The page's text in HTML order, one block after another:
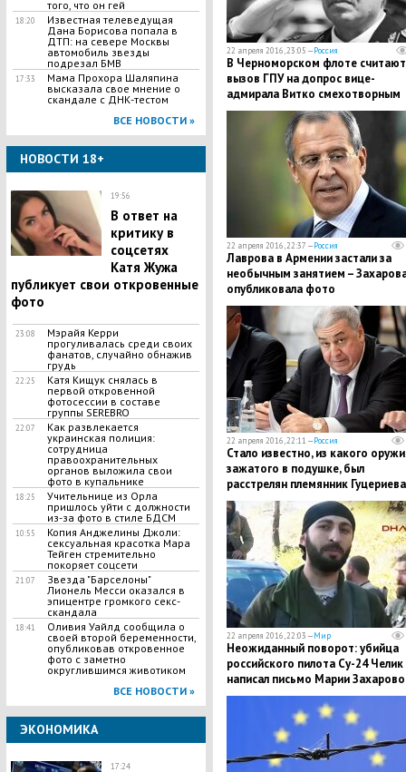
того, что он гей
18:20
Известная телеведущая
Дана Борисова попала в
ДТП: на севере Москвы
автомобиль звезды
подрезал БМВ
17:33
Мама Прохора Шаляпина
высказала свое мнение о
скандале с ДНК-тестом
ВСЕ НОВОСТИ »
НОВОСТИ 18+
19:56
В ответ на
критику в
соцсетях
Катя Жужа
публикует свои откровенные
фото
23:08
Мэрайя Керри
прогуливалась среди своих
фанатов, случайно обнажив
грудь
22:25
Катя Кищук снялась в
первой откровенной
фотосессии в составе
группы SEREBRO
22:07
Как развлекается
украинская полиция:
сотрудница
правоохранительных
органов выложила свои
фото в купальнике
18:25
Учительнице из Орла
пришлось уйти с должности
из-за фото в стиле БДСМ
10:55
Копия Анджелины Джоли:
сексуальная красотка Мара
Тейген стремительно
покоряет соцсети
21:07
Звезда "Барселоны"
Лионель Месси оказался в
эпицентре громкого секс-
скандала
18:41
Оливия Уайлд сообщила о
своей второй беременности,
опубликовав откровенное
фото с заметно
округлившимся животиком
ВСЕ НОВОСТИ »
ЭКОНОМИКА
17:24
22 апреля 2016, 23:05 —Россия
В Черноморском флоте считают
вызов ГПУ на допрос вице-
адмирала Витко смехотворным
22 апреля 2016, 22:37 —Россия
Лаврова в Армении застали за
необычным занятием –
опубликовала фото
22 апреля 2016, 22:11 —Россия
Стало известно, из какого
зажатого в подушке, был
расстрелян племянник Гуцериева
22 апреля 2016, 22:03 —Мир
Неожиданный поворот: убийца
российского пилота Су-24 Челик
написал письмо Марии
котором призвал к диалогу